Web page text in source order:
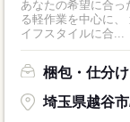
あなたの希望に合
る軽作業を中心に
イフスタイルに合...
梱包・仕分
埼玉県越谷